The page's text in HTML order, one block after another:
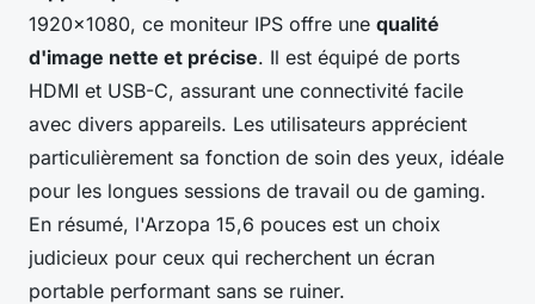
1920x1080, ce moniteur IPS offre une qualité
d'image nette et précise. Il est équipé de ports
HDMI et USB-C, assurant une connectivité facile
avec divers appareils. Les utilisateurs apprécient
particulièrement sa fonction de soin des yeux, idéale
pour les longues sessions de travail ou de gaming.
En résumé, l'Arzopa 15,6 pouces est un choix
judicieux pour ceux qui recherchent un écran
portable performant sans se ruiner.